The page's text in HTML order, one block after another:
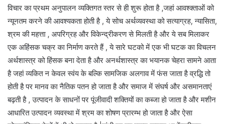
विचार का प्रथम अनुपालन व्यक्तिगत स्तर से ही शुरू होता है ,जहां आवश्क्ताओं को
न्यूनतम करने की आवश्यकता होती है , ये सोच अर्थव्यवस्था को सत्याग्रह, न्यासिता,
श्रम की महत्ता , अपरिग्रह और विकेन्द्रीकरण से मिलती है और ये सब मिलाकर
एक अहिंसक चक्र का निर्माण करते हैं , ये सारे घटको में एक भी घटक का विचलन
अर्थशास्त्र को हिंसक बना देता है और अनर्थशास्त्र का भयानक चेहरा सामने आता
है जहां व्यकित न केवल स्वंय के बल्कि सामजिक अलगाव में फंस जाता है व्रद्धि तो
होती है पर मानव का नैतिक पतन हो जाता है और समाज में संघर्ष और असमानताएं
बढ़ती है , उत्पादन के साधनों पर पूंजीवादी शक्तियों का कब्जा हो जाता है और मशीन
आधारित उत्पादन व्यवस्था में श्रम का शोषण प्रारम्भ हो जाता है और ऐसा